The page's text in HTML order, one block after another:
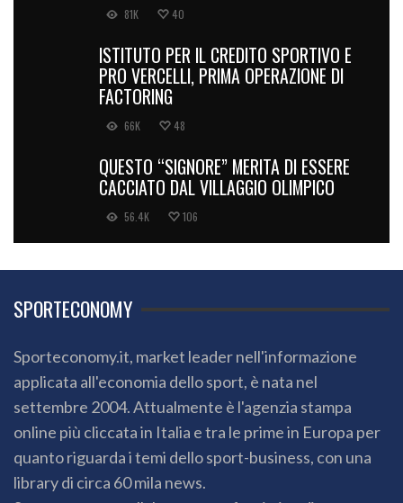
81K 40
ISTITUTO PER IL CREDITO SPORTIVO E
PRO VERCELLI, PRIMA OPERAZIONE DI
FACTORING
66K 48
QUESTO “SIGNORE” MERITA DI ESSERE
CACCIATO DAL VILLAGGIO OLIMPICO
56.4K 106
SPORTECONOMY
Sporteconomy.it, market leader nell'informazione
applicata all'economia dello sport, è nata nel
settembre 2004. Attualmente è l'agenzia stampa
online più cliccata in Italia e tra le prime in Europa per
quanto riguarda i temi dello sport-business, con una
library di circa 60 mila news.